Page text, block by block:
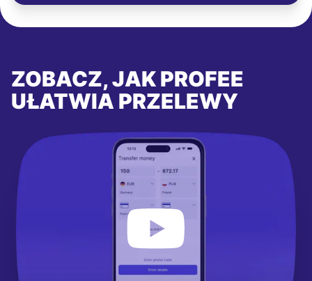
ZOBACZ, JAK PROFEE
UŁATWIA PRZELEWY